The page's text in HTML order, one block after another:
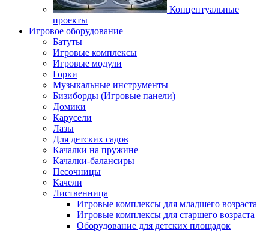
Концептуальные
проекты
Игровое оборудование
Батуты
Игровые комплексы
Игровые модули
Горки
Музыкальные инструменты
Бизиборды (Игровые панели)
Домики
Карусели
Лазы
Для детских садов
Качалки на пружине
Качалки-балансиры
Песочницы
Качели
Лиственница
Игровые комплексы для младшего возраста
Игровые комплексы для старшего возраста
Оборудование для детских площадок